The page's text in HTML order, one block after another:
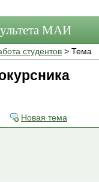
МАИ
студентов > Тема
Новая тема